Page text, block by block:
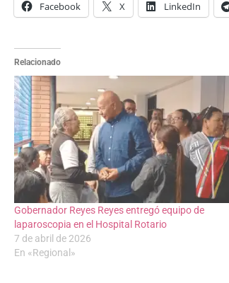
Facebook X LinkedIn
Relacionado
Gobernador Reyes Reyes entregó equipo de
laparoscopia en el Hospital Rotario
7 de abril de 2026
En «Regional»